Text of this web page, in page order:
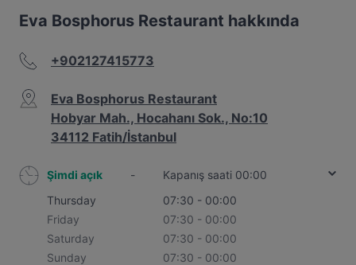
Eva Bosphorus Restaurant hakkında
+902127415773
Eva Bosphorus Restaurant
Hobyar Mah., Hocahanı Sok., No:10
34112 Fatih/İstanbul
Şimdi açık -
Kapanış saati 00:00
Thursday
07:30 - 00:00
Friday
07:30 - 00:00
Saturday
07:30 - 00:00
Sunday
07:30 - 00:00